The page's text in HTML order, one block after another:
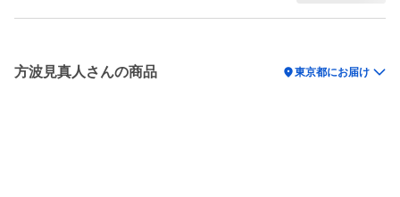
方波見真人さんの商品 location_on東京都にお届け